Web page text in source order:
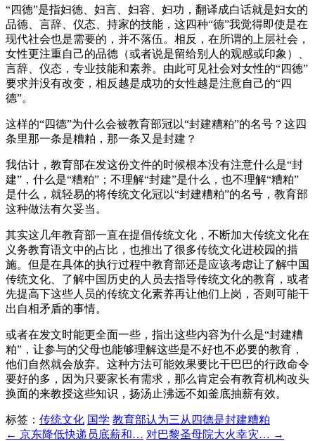
“四德”是指妇德、妇言、妇容、妇功，翻译成白话就是妇女的
品德、言辞、仪态、持家的技能，这四种“德”我觉得即使是在
现代社会也是需要的，并不落伍。相反，在所谓的上层社会，
女性更注重自己的品德（或者说是留给别人的观感或印象）、
言辞、仪态，专业技能和素养。由此可见社会对女性的“四德”
要求并没有改变，相反越是成功的女性越是注意自己的“四
德”。
这样的“四德”为什么会被教育部冠以“封建糟粕”的名号？这四
条里那一条是糟粕，那一条又是封建？
我估计，教育部在发这份文件的时候根本没有注意什么是“封
建”，什么是“糟粕”；不理解“封建”是什么，也不理解“糟粕”
是什么，就轻易的将传统文化冠以“封建糟粕”的名号，教育部
这种做法有欠妥当。
其实这几年教育部一直在提倡传统文化，不断加大传统文化在
义务教育语文中的占比，也推出了很多传统文化进校园的措
施。但是在具体的执行过程中教育部还是应该考虑让了解中国
传统文化、了解中国历史的人员去指导传统文化的教育，或者
先提高下这些人员的传统文化素养再让他们上岗，否则可能干
出自相矛盾的事情。
或者在发文时能更全面一些，指出这些内容为什么是“封建糟
粕”，让参与的父母也能够理解这些是不好也不必要的教育，
他们自然就会放弃。这种方法可能效果要比干巴巴的行政命令
要好的多，因为只要家长有需求，那么肯定会有教育机构改头
换面的来教授这些知识，扬汤止沸远不如釜底抽薪有效。
标签： 传统文化 国学 教育部认为三从四德是封建糟粕
← 京东降低快递员底薪和… 对巴黎圣母院大火幸灾… →